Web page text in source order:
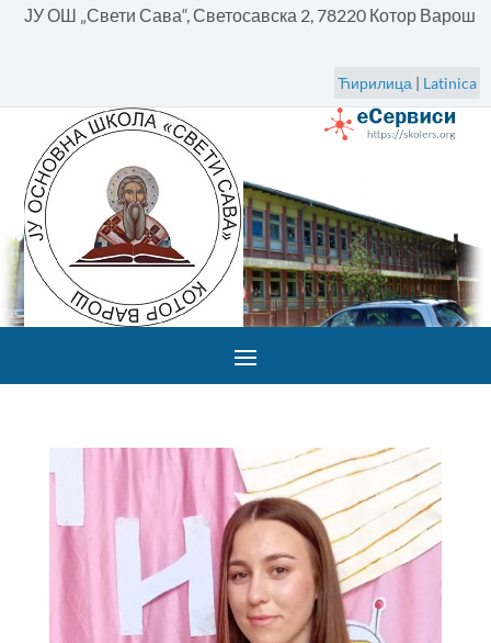
ЈУ ОШ „Свети Сава“, Светосавска 2, 78220 Котор Варош
Ћирилица | Latinica